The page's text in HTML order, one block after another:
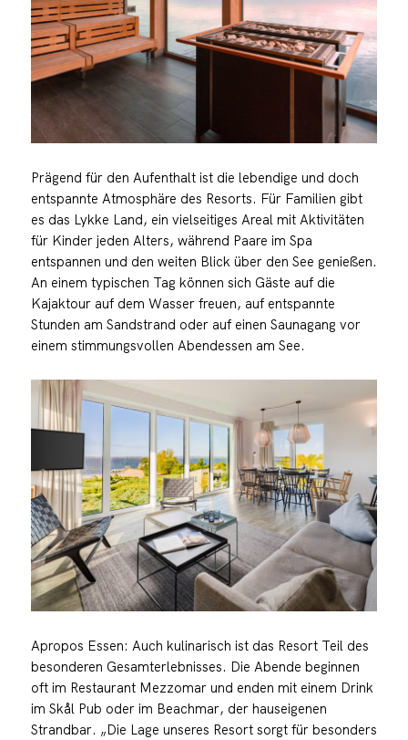
Prägend für den Aufenthalt ist die lebendige und doch
entspannte Atmosphäre des Resorts. Für Familien gibt
es das Lykke Land, ein vielseitiges Areal mit Aktivitäten
für Kinder jeden Alters, während Paare im Spa
entspannen und den weiten Blick über den See genießen.
An einem typischen Tag können sich Gäste auf die
Kajaktour auf dem Wasser freuen, auf entspannte
Stunden am Sandstrand oder auf einen Saunagang vor
einem stimmungsvollen Abendessen am See.
Apropos Essen: Auch kulinarisch ist das Resort Teil des
besonderen Gesamterlebnisses. Die Abende beginnen
oft im Restaurant Mezzomar und enden mit einem Drink
im Skål Pub oder im Beachmar, der hauseigenen
Strandbar. „Die Lage unseres Resort sorgt für besonders